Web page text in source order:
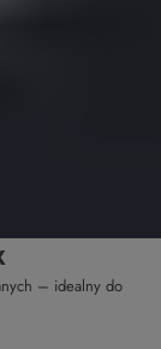
– idealny do